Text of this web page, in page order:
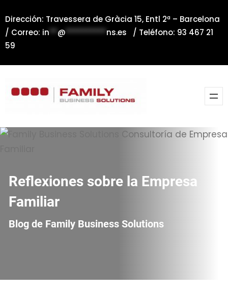
al
contenido
Dirección: Travessera de Gràcia 15, Entl 2ª – Barcelona
/ Correo: in**@**********ns.es / Teléfono: 93 467 21
59
Reflexiones sobre la Empresa
Familiar
Blog de Family Business Solutions